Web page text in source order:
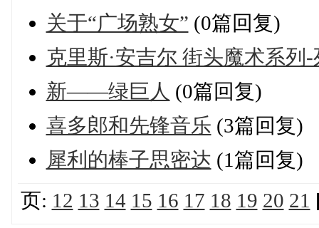
关于“广场熟女” (0篇回复)
克里斯·安吉尔 街头魔术系列
新——绿巨人 (0篇回复)
喜多郎和先锋音乐 (3篇回复)
犀利的棒子思密达 (1篇回复)
页: 12 13 14 15 16 17 18 19 20 21